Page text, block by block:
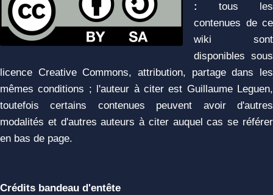
:
tous les
contenues de ce
wiki sont
disponibles sous
licence Creative Commons, attribution, partage dans les
mêmes conditions ; l'auteur à citer est Guillaume Leguen,
toutefois certains contenues peuvent avoir d'autres
modalités et d'autres auteurs à citer auquel cas se référer
en bas de page.
Crédits bandeau d'entête